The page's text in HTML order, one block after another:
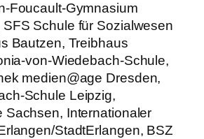
Foucault-Gymnasium
Schule für Sozialwesen
Bautzen, Treibhaus
von-Wiedebach-Schule,
medien@age Dresden,
Schule Leipzig,
Sachsen, Internationaler
StadtErlangen, BSZ